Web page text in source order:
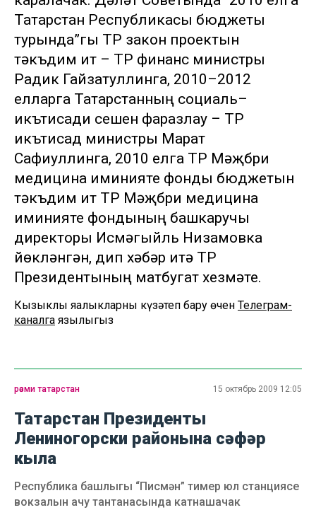
Татарстан Республикасы бюджеты
турында”гы ТР закон проектын
тәкъдим итү – ТР финанс министры
Радик Гайзатуллинга, 2010–2012
елларга Татарстанның социаль–
икътисади үсешен фаразлау – ТР
икътисад министры Марат
Сафиуллинга, 2010 елга ТР Мәҗбүри
медицина иминияте фонды бюджетын
тәкъдим итү ТР Мәҗбүри медицина
иминияте фондының башкаручы
директоры Исмәгыйль Низамовка
йөкләнгән, дип хәбәр итә ТР
Президентының матбугат хезмәте.
Кызыклы яңалыкларны күзәтеп бару өчен Телеграм-
каналга язылыгыз
рәсми татарстан 15 октябрь 2009 12:05
Татарстан Президенты
Лениногорски районына сәфәр
кыла
Республика башлыгы “Писмән” тимер юл станциясе
вокзалын ачу тантанасында катнашачак